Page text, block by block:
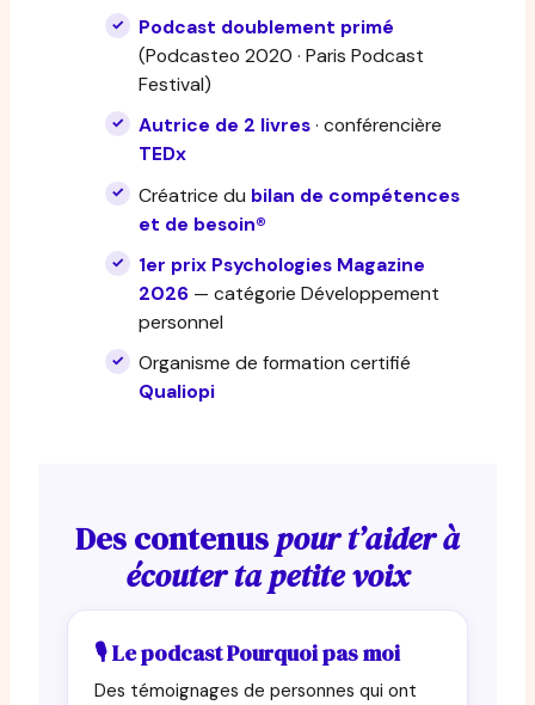
Podcast doublement primé
(Podcasteo 2020 · Paris Podcast
Festival)
Autrice de 2 livres· conférencière
TEDx
Créatrice du bilan de compétences
et de besoin®
1er prix Psychologies Magazine
2026 — catégorie Développement
personnel
Organisme de formation certifié
Qualiopi
Des contenuspour t’aider à
écouter ta petite voix
🎙 Le podcast Pourquoi pas moi
Des témoignages de personnes qui ont